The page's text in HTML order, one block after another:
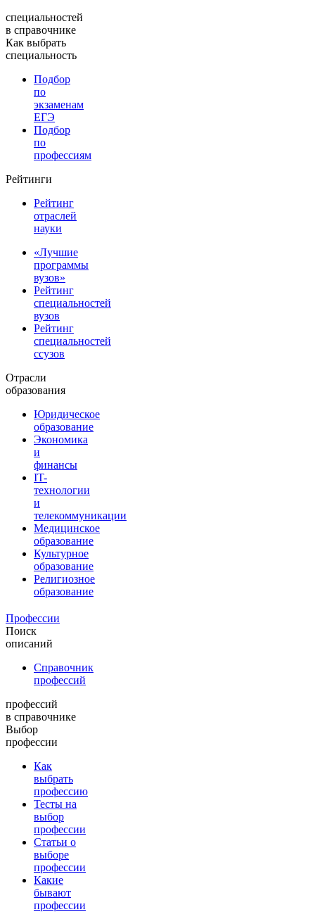
специальностей
в справочнике
Как выбрать
специальность
Подбор
по
экзаменам
ЕГЭ
Подбор
по
профессиям
Рейтинги
Рейтинг
отраслей
науки
«Лучшие
программы
вузов»
Рейтинг
специальностей
вузов
Рейтинг
специальностей
ссузов
Отрасли
образования
Юридическое
образование
Экономика
и
финансы
IT-
технологии
и
телекоммуникации
Медицинское
образование
Культурное
образование
Религиозное
образование
Профессии
Поиск
описаний
Справочник
профессий
профессий
в справочнике
Выбор
профессии
Как
выбрать
профессию
Тесты на
выбор
профессии
Статьи о
выборе
профессии
Какие
бывают
профессии